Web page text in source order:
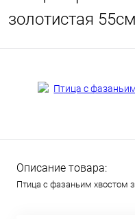
золотистая 55см
Описание товара:
Птица с фазаньим хвостом